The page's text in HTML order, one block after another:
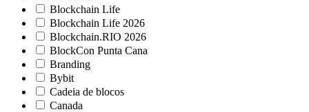
Blockchain Life
Blockchain Life 2026
Blockchain.RIO 2026
BlockCon Punta Cana
Branding
Bybit
Cadeia de blocos
Canada